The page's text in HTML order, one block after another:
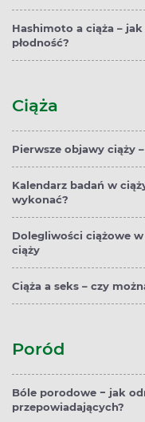
Hashimoto a ciąża –
płodność?
Ciąża
Pierwsze objawy ciąży
Kalendarz badań w
wykonać?
Dolegliwości ciążowe
ciąży
Ciąża a seks – czy
Poród
Bóle porodowe − jak
przepowiadających?